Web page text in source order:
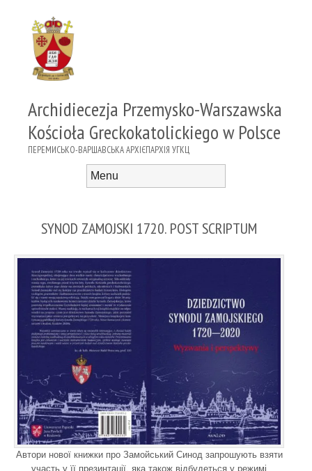
Archidiecezja Przemysko-Warszawska
Kościoła Greckokatolickiego w Polsce
ПЕРЕМИСЬКО-ВАРШАВСЬКА АРХІЄПАРХІЯ УГКЦ
SYNOD ZAMOJSKI 1720. POST SCRIPTUM
Автори нової книжки про Замойський Синод запрошують взяти
участь у її презинтації, яка також відбудеться у режимі